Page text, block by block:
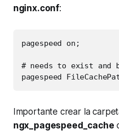
nginx.conf:
pagespeed on;
# needs to exist and
pagespeed
Importante crear la
ngx_pagespeed_cache